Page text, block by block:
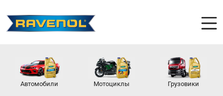
Автомобили Мотоциклы Грузовики